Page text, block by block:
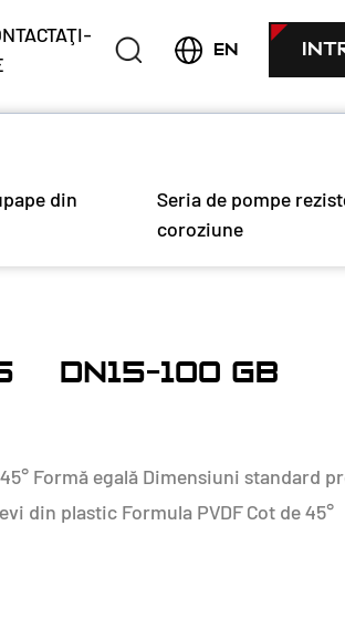
EN
din
Seria de pompe
coroziune
DN15-100 GB
Formă egală Dimensiuni standard
din plastic Formula PVDF Cot de 45°